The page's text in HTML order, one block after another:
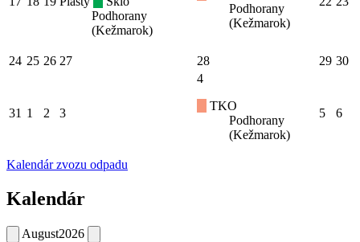
Podhorany
(Kežmarok)
Podhorany
(Kežmarok)
24 25 26 27 28 29 30
31 1 2 3
4
TKO
Podhorany
(Kežmarok)
5 6
Kalendár zvozu odpadu
Kalendár
August2026